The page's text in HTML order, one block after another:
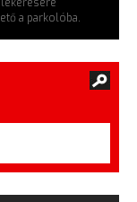
a parkolóba.